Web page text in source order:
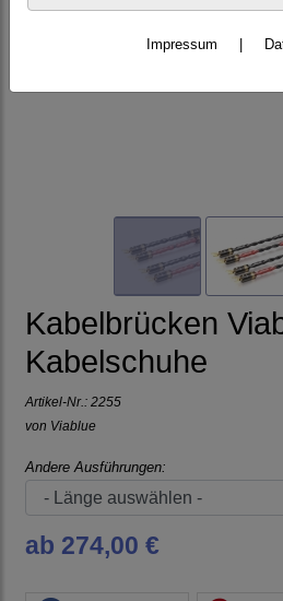
Kabelbrücken
Kabelschuhe
Artikel-Nr.: 2255
von Viablue
Andere Ausführungen:
ab 274,00 €
Impressum